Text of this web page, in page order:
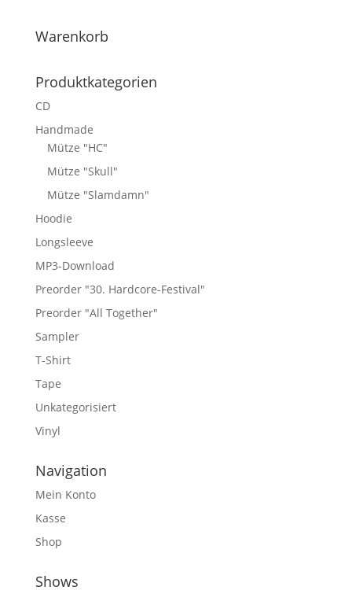
Warenkorb
Produktkategorien
CD
Handmade
Mütze "HC"
Mütze "Skull"
Mütze "Slamdamn"
Hoodie
Longsleeve
MP3-Download
Preorder "30. Hardcore-Festival"
Preorder "All Together"
Sampler
T-Shirt
Tape
Unkategorisiert
Vinyl
Navigation
Mein Konto
Kasse
Shop
Shows